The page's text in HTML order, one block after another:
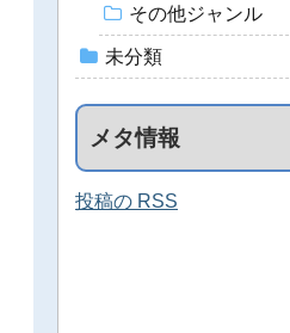
その他ジャンル
未分類
メタ情報
投稿の RSS